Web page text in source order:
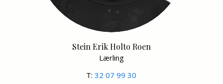
Stein Erik Holto Roen
Lærling
T:32 07 99 30